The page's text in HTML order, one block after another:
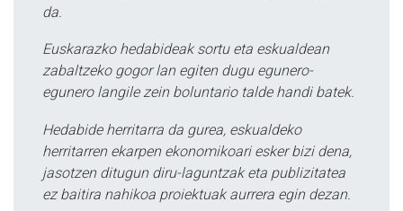
da.
Euskarazko hedabideak sortu eta eskualdean
zabaltzeko gogor lan egiten dugu egunero-
egunero langile zein boluntario talde handi batek.
Hedabide herritarra da gurea, eskualdeko
herritarren ekarpen ekonomikoari esker bizi dena,
jasotzen ditugun diru-laguntzak eta publizitatea
ez baitira nahikoa proiektuak aurrera egin dezan.